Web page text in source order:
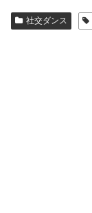
社交ダンス